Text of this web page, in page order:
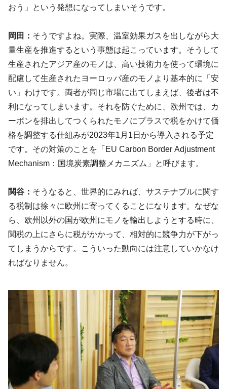
おう」という発想になってしまいそうです。
岡田： そうですよね。実際、温室効果ガスを出しながら大
量生産を推進するという事態は起こっています。そうして
生産されたアジア産のモノは、高い技術力を使って環境に
配慮して生産されたヨーロッパ産のモノより基本的に「安
い」わけです。両者が同じ市場に出てしまえば、後者は不
利になってしまいます。それを防ぐために、欧州では、カ
ーボンを排出してつくられたモノにプラスで税をかけて価
格を調整する仕組みが2023年1月1日から導入される予定
です。その対策のことを「EU Carbon Border Adjustment
Mechanism：国境炭素調整メカニズム」と呼びます。
関谷： そうなると、世界的にみれば、サステナブルに関す
る税制は徐々に欧州に寄ってくることになります。なぜな
ら、欧州以外の国が欧州にモノを輸出しようとする時に、
関税の上にさらに税がかかって、相対的に競争力が下がっ
てしまうからです。こういった動向には注意していかなけ
ればなりません。